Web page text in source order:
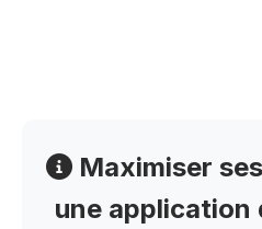
Maximiser
une application